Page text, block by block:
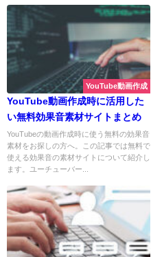
YouTube動画作成
YouTube動画作成時に活用した
い無料効果音素材サイトまとめ
YouTubeの動画作成時に使う無料の効果音
素材をお探しの方へ。この記事では無料で
使える効果音の素材サイトについて紹介し
ます。ユーチューバー...